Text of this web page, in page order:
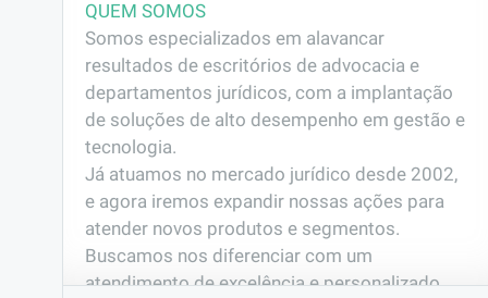
QUEM SOMOS
Somos especializados em alavancar
resultados de escritórios de advocacia e
departamentos jurídicos, com a implantação
de soluções de alto desempenho em gestão e
tecnologia.
Já atuamos no mercado jurídico desde 2002,
e agora iremos expandir nossas ações para
atender novos produtos e segmentos.
Buscamos nos diferenciar com um
atendimento de excelência e personalizado